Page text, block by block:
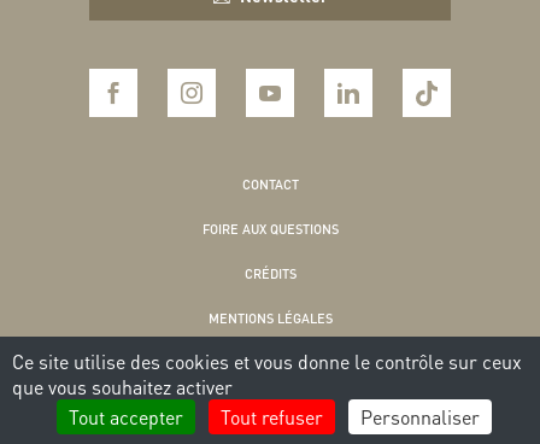
CONTACT
FOIRE AUX QUESTIONS
CRÉDITS
MENTIONS LÉGALES
POLITIQUE DE CONFIDENTIALITÉ
COOKIES
Ce site utilise des cookies et vous donne le contrôle sur ceux
que vous souhaitez activer
Tout accepter
Tout refuser Personnaliser